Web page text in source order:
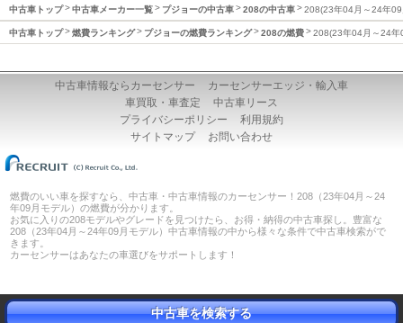
中古車トップ 中古車メーカー一覧 プジョーの中古車 208の中古車 208(23年04月～24年09
中古車トップ 燃費ランキング プジョーの燃費ランキング 208の燃費 208(23年04月～24年
中古車情報ならカーセンサー
カーセンサーエッジ・輸入車
車買取・車査定
中古車リース
プライバシーポリシー
利用規約
サイトマップ
お問い合わせ
燃費のいい車を探すなら、中古車・中古車情報のカーセンサー！208（23年04月～24
年09月モデル）の燃費が分かります。
お気に入りの208モデルやグレードを見つけたら、お得・納得の中古車探し。豊富な
208（23年04月～24年09月モデル）中古車情報の中から様々な条件で中古車検索がで
きます。
カーセンサーはあなたの車選びをサポートします！
中古車を検索する